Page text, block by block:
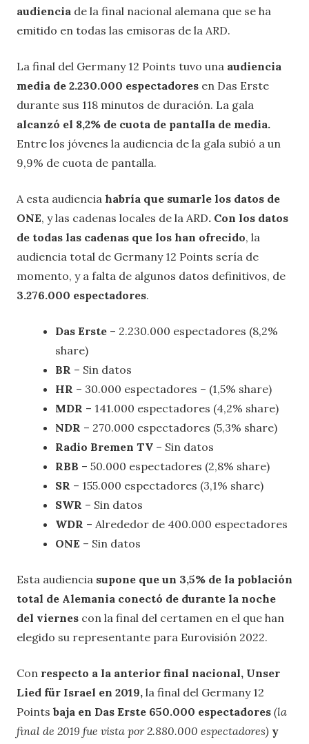
audiencia de la final nacional alemana que se ha
emitido en todas las emisoras de la ARD.
La final del Germany 12 Points tuvo una audiencia
media de 2.230.000 espectadores en Das Erste
durante sus 118 minutos de duración. La gala
alcanzó el 8,2% de cuota de pantalla de media.
Entre los jóvenes la audiencia de la gala subió a un
9,9% de cuota de pantalla.
A esta audiencia habría que sumarle los datos de
ONE, y las cadenas locales de la ARD. Con los datos
de todas las cadenas que los han ofrecido, la
audiencia total de Germany 12 Points sería de
momento, y a falta de algunos datos definitivos, de
3.276.000 espectadores.
Das Erste – 2.230.000 espectadores (8,2%
share)
BR – Sin datos
HR – 30.000 espectadores – (1,5% share)
MDR – 141.000 espectadores (4,2% share)
NDR – 270.000 espectadores (5,3% share)
Radio Bremen TV – Sin datos
RBB – 50.000 espectadores (2,8% share)
SR – 155.000 espectadores (3,1% share)
SWR – Sin datos
WDR – Alrededor de 400.000 espectadores
ONE – Sin datos
Esta audiencia supone que un 3,5% de la población
total de Alemania conectó de durante la noche
del viernes con la final del certamen en el que han
elegido su representante para Eurovisión 2022.
Con respecto a la anterior final nacional, Unser
Lied für Israel en 2019, la final del Germany 12
Points baja en Das Erste 650.000 espectadores (la
final de 2019 fue vista por 2.880.000 espectadores) y